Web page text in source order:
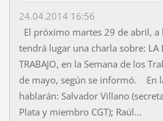
24.04.2014 16:56
El próximo martes 29 de abril, a
tendrá lugar una charla sobre: LA
TRABAJO, en la Semana de los
de mayo, según se informó. En
hablarán: Salvador Villano
Plata y miembro CGT); Raúl...